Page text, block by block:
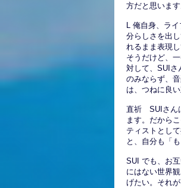
方だと思います
L 俺自身、ラ
分らしさを出
れるまま表現
そうだけど、
対して、SUIさ
のみならず、
は、つねに良
直祈 SUIさん
ます。だから
ティストとし
と、自分も「
SUI でも、お
にはない世界
げたい。それ